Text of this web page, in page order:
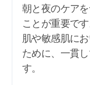
朝と夜のケア
ことが重要で
肌や敏感肌に
ために、一貫
す。